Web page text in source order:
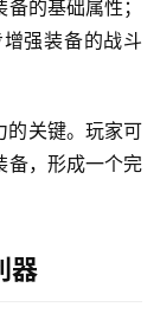
的基础属性；
强装备的战斗
的关键。玩家可
备，形成一个完
器